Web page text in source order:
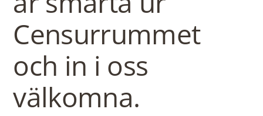
Censurrummet
och in i oss
välkomna.